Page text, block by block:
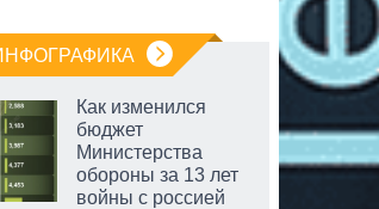
Как изменился
бюджет
Министерства
обороны за 13 лет
войны с россией